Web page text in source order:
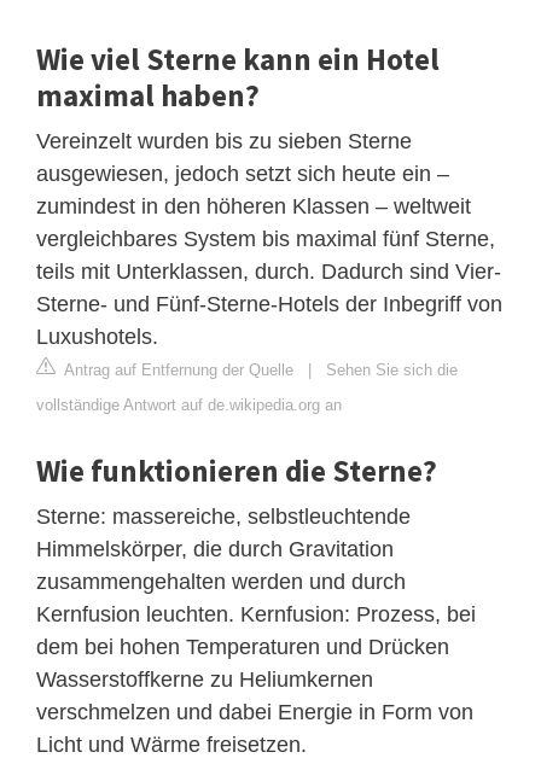
Wie viel Sterne kann ein Hotel
maximal haben?
Vereinzelt wurden bis zu sieben Sterne
ausgewiesen, jedoch setzt sich heute ein –
zumindest in den höheren Klassen – weltweit
vergleichbares System bis maximal fünf Sterne,
teils mit Unterklassen, durch. Dadurch sind Vier-
Sterne- und Fünf-Sterne-Hotels der Inbegriff von
Luxushotels.
Antrag auf Entfernung der Quelle | Sehen Sie sich die
vollständige Antwort auf de.wikipedia.org an
Wie funktionieren die Sterne?
Sterne: massereiche, selbstleuchtende
Himmelskörper, die durch Gravitation
zusammengehalten werden und durch
Kernfusion leuchten. Kernfusion: Prozess, bei
dem bei hohen Temperaturen und Drücken
Wasserstoffkerne zu Heliumkernen
verschmelzen und dabei Energie in Form von
Licht und Wärme freisetzen.